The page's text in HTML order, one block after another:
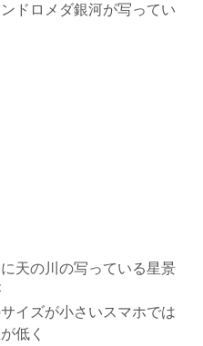
ドロメダ銀河が写ってい
天の川の写っている星景
イズが小さいスマホでは
低く